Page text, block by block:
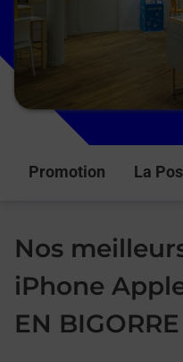
Promotion La
Nos
iPhone
EN BIGORRE